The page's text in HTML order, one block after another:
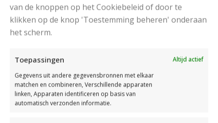
van de knoppen op het Cookiebeleid of door te
klikken op de knop 'Toestemming beheren' onderaan
het scherm.
Toepassingen
Altijd actief
Gegevens uit andere gegevensbronnen met elkaar
matchen en combineren, Verschillende apparaten
linken, Apparaten identificeren op basis van
automatisch verzonden informatie.